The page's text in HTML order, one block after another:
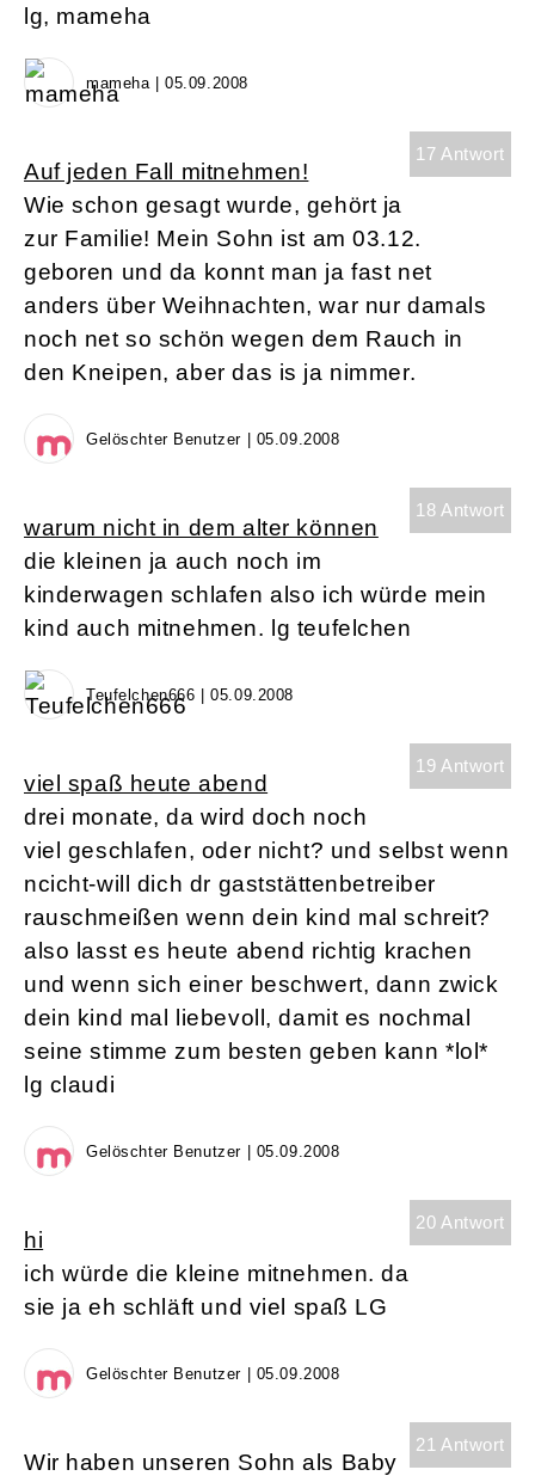
lg, mameha
mameha | 05.09.2008
17 Antwort
Auf jeden Fall mitnehmen!
Wie schon gesagt wurde, gehört ja
zur Familie! Mein Sohn ist am 03.12.
geboren und da konnt man ja fast net
anders über Weihnachten, war nur damals
noch net so schön wegen dem Rauch in
den Kneipen, aber das is ja nimmer.
Gelöschter Benutzer | 05.09.2008
18 Antwort
warum nicht in dem alter können
die kleinen ja auch noch im
kinderwagen schlafen also ich würde mein
kind auch mitnehmen. lg teufelchen
Teufelchen666 | 05.09.2008
19 Antwort
viel spaß heute abend
drei monate, da wird doch noch
viel geschlafen, oder nicht? und selbst wenn
ncicht-will dich dr gaststättenbetreiber
rauschmeißen wenn dein kind mal schreit?
also lasst es heute abend richtig krachen
und wenn sich einer beschwert, dann zwick
dein kind mal liebevoll, damit es nochmal
seine stimme zum besten geben kann *lol*
lg claudi
Gelöschter Benutzer | 05.09.2008
20 Antwort
hi
ich würde die kleine mitnehmen. da
sie ja eh schläft und viel spaß LG
Gelöschter Benutzer | 05.09.2008
21 Antwort
Wir haben unseren Sohn als Baby